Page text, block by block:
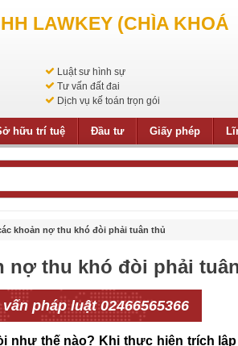
LAWKEY (CHÌA KHOÁ
Luật sư hình sự
Tư vấn đất đai
Dịch vụ kế toán trọn gói
hữu trí tuệ Đầu tư Giấy phép
khoản nợ thu khó đòi phải tuân thủ
nợ thu khó đòi phải
pháp luật 02466565366
như thế nào? Khi thực hiện trích